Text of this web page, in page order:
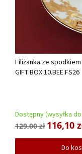
Filiżanka ze
GIFT BOX 10.BEE.FS26
Dostępny (wysyłka do
129,00 zł 116,10
Do